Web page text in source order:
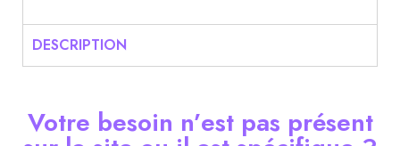
DESCRIPTION
Votre besoin n’est pas présent